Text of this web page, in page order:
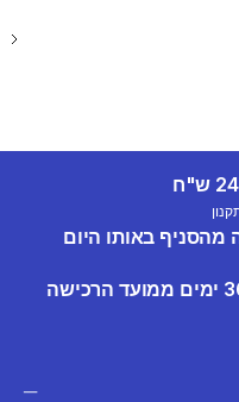
מהסניף באותו היום